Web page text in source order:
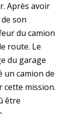
Après avoir
son
du camion
route. Le
du garage
un camion de
cette mission.
être